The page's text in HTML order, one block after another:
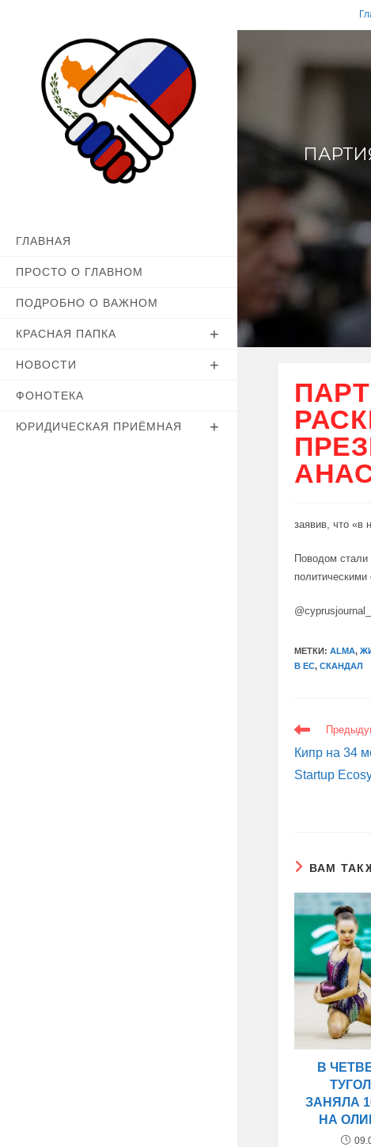
к
ГЛАВНАЯ
ПРОСТО О ГЛАВНОМ
ПОДРОБНО О ВАЖНОМ
КРАСНАЯ ПАПКА
НОВОСТИ
ФОНОТЕКА
ЮРИДИЧЕСКАЯ ПРИЁМНАЯ
заявив, что «в
Поводом стали
МЕТКИ:ALMA,
В ЕС, СКАНДАЛ
ЕЩЕ
СТАТЬИ
Кипр на 34
Startup
ВАМ
В
ЗАНЯЛА
НА